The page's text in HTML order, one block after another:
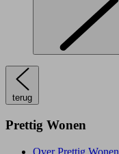
terug
Prettig Wonen
Over Prettig Wonen